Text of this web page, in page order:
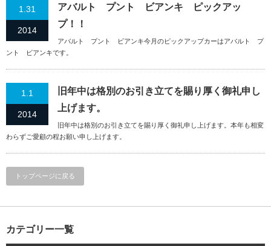
1.31
2014
アバルト プント ビアンキ ピックアッ
プ！！
アバルト プント ビアンキ今月のピックアップカーはアバルト プ
ント ビアンキです。
1.1
2014
旧年中は格別のお引き立てを賜り厚く御礼申し
上げます。
旧年中は格別のお引き立てを賜り厚く御礼申し上げます。本年も相変
わらずご愛顧の程お願い申し上げます。
トップページに戻る
カテゴリー一覧